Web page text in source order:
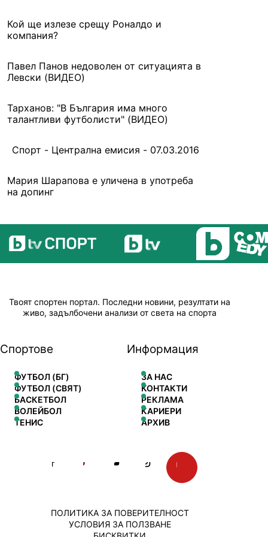
Кой ще излезе срещу Роналдо и
компания?
Павел Панов недоволен от ситуацията в
Левски (ВИДЕО)
Тарханов: "В България има много
талантливи футболисти" (ВИДЕО)
Спорт - Централна емисия - 07.03.2016
Мария Шарапова е уличенa в употреба
на допинг
Твоят спортен портал. Последни новини, резултати на
живо, задълбочени анализи от света на спорта
Спортове
ФУТБОЛ (БГ)
ФУТБОЛ (СВЯТ)
БАСКЕТБОЛ
ВОЛЕЙБОЛ
ТЕНИС
Информация
ЗА НАС
КОНТАКТИ
РЕКЛАМА
КАРИЕРИ
АРХИВ
ПОЛИТИКА ЗА ПОВЕРИТЕЛНОСТ
УСЛОВИЯ ЗА ПОЛЗВАНЕ